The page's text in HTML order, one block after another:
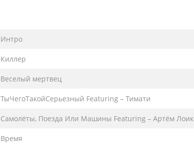
Интро
Киллер
Веселый мертвец
ТыЧегоТакойСерьезный Featuring – Тимати
Самолёты, Поезда Или Машины Featuring – Артём Лоик
Время